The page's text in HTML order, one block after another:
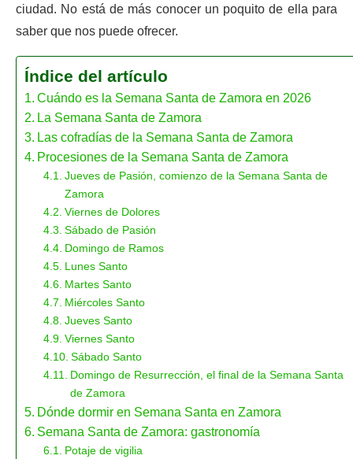
ciudad. No está de más conocer un poquito de ella para
saber que nos puede ofrecer.
Índice del artículo
Cuándo es la Semana Santa de Zamora en 2026
La Semana Santa de Zamora
Las cofradías de la Semana Santa de Zamora
Procesiones de la Semana Santa de Zamora
Jueves de Pasión, comienzo de la Semana Santa de
Zamora
Viernes de Dolores
Sábado de Pasión
Domingo de Ramos
Lunes Santo
Martes Santo
Miércoles Santo
Jueves Santo
Viernes Santo
Sábado Santo
Domingo de Resurrección, el final de la Semana Santa
de Zamora
Dónde dormir en Semana Santa en Zamora
Semana Santa de Zamora: gastronomía
Potaje de vigilia